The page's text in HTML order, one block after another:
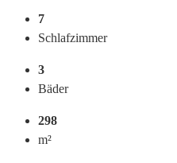
7
Schlafzimmer
3
Bäder
298
m²